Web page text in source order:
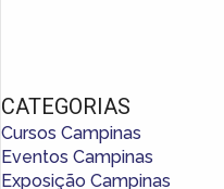
CATEGORIAS
Cursos Campinas
Eventos Campinas
Exposição Campinas